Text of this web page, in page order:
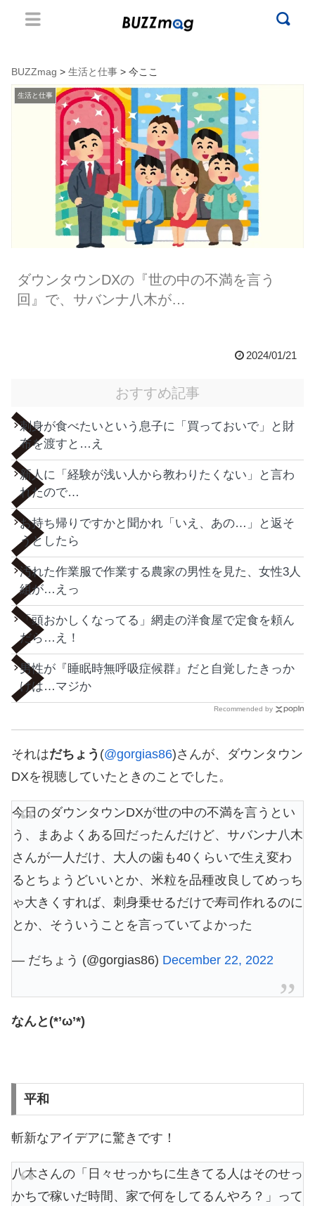
BUZZmag > 生活と仕事 > 今ここ
生活と仕事
ダウンタウンDXの『世の中の不満を言う
回』で、サバンナ八木が…
2024/01/21
おすすめ記事
刺身が食べたいという息子に「買っておいで」と財
布を渡すと…え
新人に「経験が浅い人から教わりたくない」と言わ
れたので…
お持ち帰りですかと聞かれ「いえ、あの…」と返そ
うとしたら
汚れた作業服で作業する農家の男性を見た、女性3人
組が…えっ
「頭おかしくなってる」網走の洋食屋で定食を頼ん
だら…え！
男性が『睡眠時無呼吸症候群』だと自覚したきっか
けは…マジか
Recommended by
それはだちょう (@gorgias86)さんが、ダウンタウン
DXを視聴していたときのことでした。
今日のダウンタウンDXが世の中の不満を言うとい
う、まあよくある回だったんだけど、サバンナ八木
さんが一人だけ、大人の歯も40くらいで生え変わ
るとちょうどいいとか、米粒を品種改良してめっち
ゃ大きくすれば、刺身乗せるだけで寿司作れるのに
とか、そういうことを言っていてよかった
— だちょう (@gorgias86) December 22, 2022
なんと(*’ω’*)
平和
斬新なアイデアに驚きです！
八木さんの「日々せっかちに生きてる人はそのせっ
かちで稼いだ時間、家で何をしてるんやろ？」って